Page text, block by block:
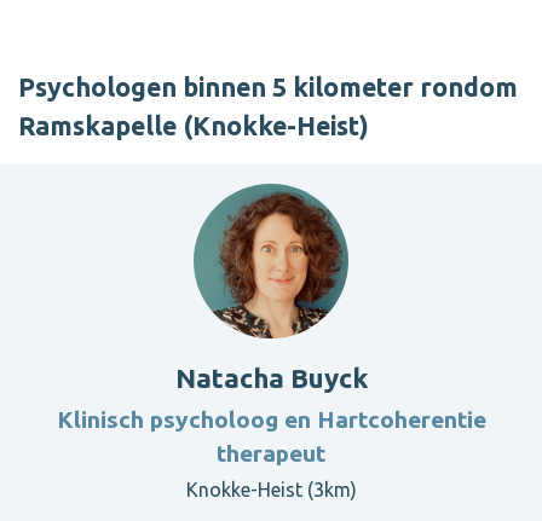
Psychologen binnen 5 kilometer rondom
Ramskapelle (Knokke-Heist)
Natacha Buyck
Klinisch psycholoog en Hartcoherentie
therapeut
Knokke-Heist (3km)